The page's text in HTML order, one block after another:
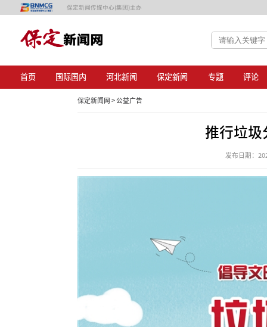
保定新闻传媒中心(集团)主办
首页 国际国内 河北新闻 保定新闻 专题 评论
保定新闻网 > 公益广告
推行垃圾
发布日期：